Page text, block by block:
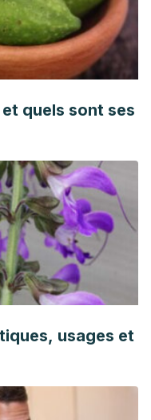
quels sont ses
usages et